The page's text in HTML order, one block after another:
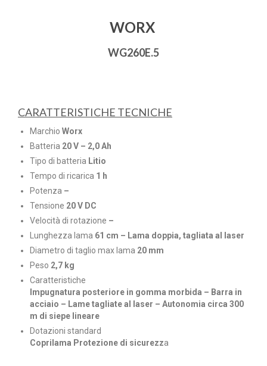
WORX
WG260E.5
CARATTERISTICHE TECNICHE
Marchio Worx
Batteria 20 V – 2,0 Ah
Tipo di batteria Litio
Tempo di ricarica 1 h
Potenza –
Tensione 20 V DC
Velocità di rotazione –
Lunghezza lama 61 cm – Lama doppia, tagliata al laser
Diametro di taglio max lama 20 mm
Peso 2,7 kg
Caratteristiche
Impugnatura posteriore in gomma morbida – Barra in
acciaio – Lame tagliate al laser – Autonomia circa 300
m di siepe lineare
Dotazioni standard
Coprilama Protezione di sicurezza